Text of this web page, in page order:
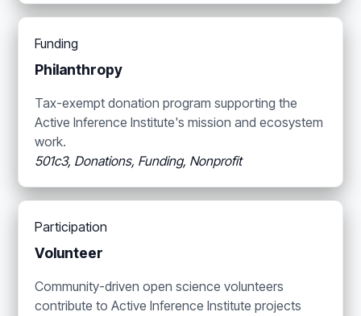
Funding
Philanthropy
Tax-exempt donation program supporting the
Active Inference Institute's mission and ecosystem
work.
501c3, Donations, Funding, Nonprofit
Participation
Volunteer
Community-driven open science volunteers
contribute to Active Inference Institute projects